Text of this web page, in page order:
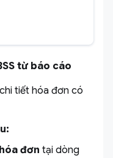
từ báo cáo
tiết hóa đơn có
đơn tại dòng